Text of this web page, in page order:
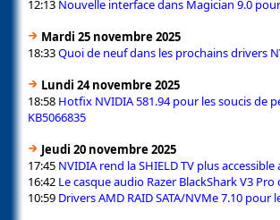
12:13 Nouvelle interface dans Magician 9.0
Mardi 25 novembre 2025
18:33Quoi de neuf dans les prochains drivers
Lundi 24 novembre 2025
18:58 Hotfix NVIDIA 581.94 pour les soucis de
KB5066835
Jeudi 20 novembre 2025
17:45 NVIDIA rend la SHIELD TV plus
16:42 Le casque audio Razer BlackShark V3
10:59 Drivers AMD RAID SATA/NVMe 7.10 pour